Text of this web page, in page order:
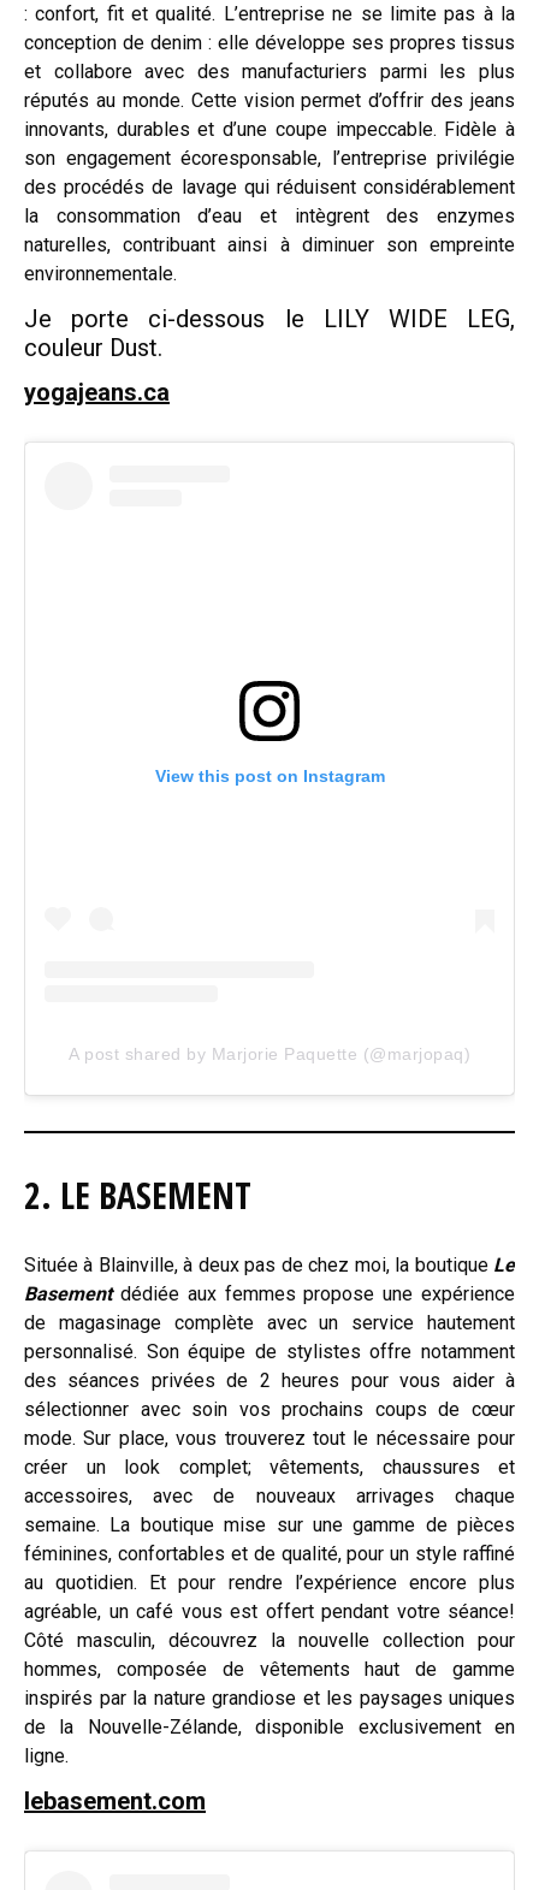
: confort, fit et qualité. L’entreprise ne se limite pas à la
conception de denim : elle développe ses propres tissus
et collabore avec des manufacturiers parmi les plus
réputés au monde. Cette vision permet d’offrir des jeans
innovants, durables et d’une coupe impeccable. Fidèle à
son engagement écoresponsable, l’entreprise privilégie
des procédés de lavage qui réduisent considérablement
la consommation d’eau et intègrent des enzymes
naturelles, contribuant ainsi à diminuer son empreinte
environnementale.
Je porte ci-dessous le LILY WIDE LEG,
couleur Dust.
yogajeans.ca
View this post on Instagram
A post shared by Marjorie Paquette (@marjopaq)
2. LE BASEMENT
Située à Blainville, à deux pas de chez moi, la boutique Le
Basementdédiée aux femmes propose une expérience
de magasinage complète avec un service hautement
personnalisé. Son équipe de stylistes offre notamment
des séances privées de 2 heures pour vous aider à
sélectionner avec soin vos prochains coups de cœur
mode. Sur place, vous trouverez tout le nécessaire pour
créer un look complet; vêtements, chaussures et
accessoires, avec de nouveaux arrivages chaque
semaine. La boutique mise sur une gamme de pièces
féminines, confortables et de qualité, pour un style raffiné
au quotidien. Et pour rendre l’expérience encore plus
agréable, un café vous est offert pendant votre séance!
Côté masculin, découvrez la nouvelle collection pour
hommes, composée de vêtements haut de gamme
inspirés par la nature grandiose et les paysages uniques
de la Nouvelle-Zélande, disponible exclusivement en
ligne.
lebasement.com